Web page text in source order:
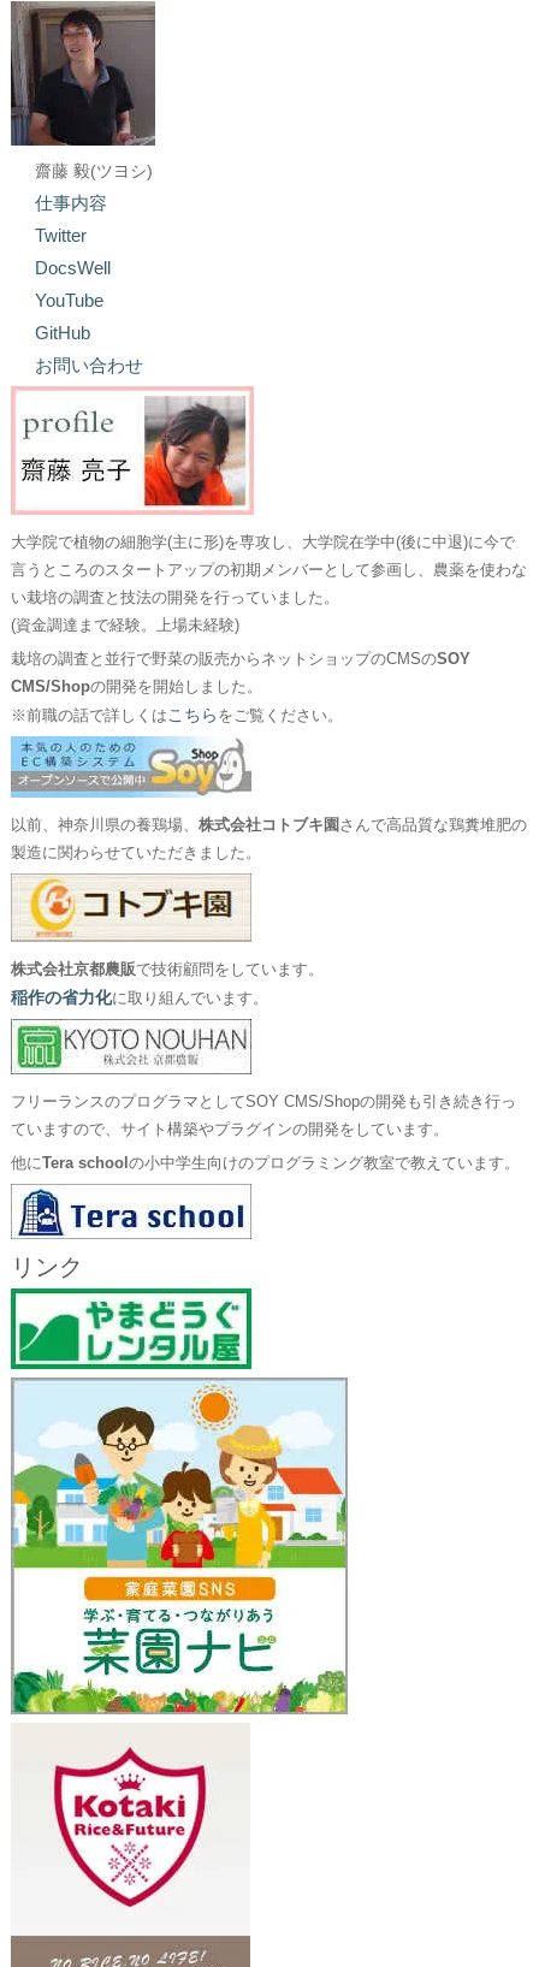
齋藤 毅(ツヨシ)
仕事内容
Twitter
DocsWell
YouTube
GitHub
お問い合わせ
大学院で植物の細胞学(主に形)を専攻し、大学院在学中(後に中退)に今で
言うところのスタートアップの初期メンバーとして参画し、農薬を使わな
い栽培の調査と技法の開発を行っていました。
(資金調達まで経験。上場未経験)
栽培の調査と並行で野菜の販売からネットショップのCMSのSOY
CMS/Shopの開発を開始しました。
※前職の話で詳しくは こちら をご覧ください。
以前、神奈川県の養鶏場、 株式会社コトブキ園 さんで高品質な鶏糞堆肥の
製造に関わらせていただきました。
株式会社京都農販で技術顧問をしています。
稲作の省力化に取り組んでいます。
フリーランスのプログラマとしてSOY CMS/Shopの開発も引き続き行っ
ていますので、サイト構築やプラグインの開発をしています。
他にTera school の小中学生向けのプログラミング教室で教えています。
リンク